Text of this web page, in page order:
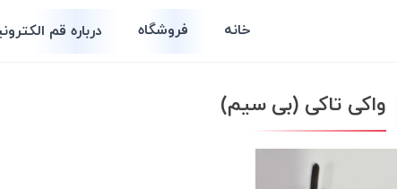
خانه فروشگاه درباره قم
واکی تاکی (بی سیم)